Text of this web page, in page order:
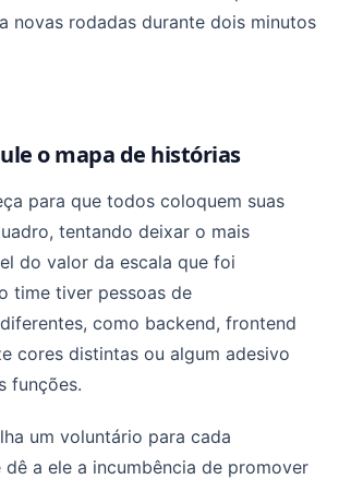
novas rodadas durante dois minutos
o mapa de histórias
para que todos coloquem suas
tentando deixar o mais
do valor da escala que foi
time tiver pessoas de
como backend, frontend
cores distintas ou algum adesivo
funções.
um voluntário para cada
dê a ele a incumbência de promover